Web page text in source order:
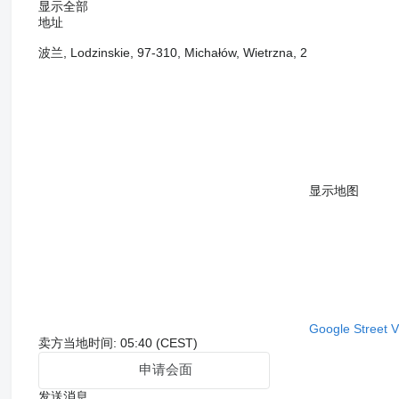
显示全部
地址
波兰, Lodzinskie, 97-310, Michałów, Wietrzna, 2
显示地图
Google Street
卖方当地时间: 05:40 (CEST)
申请会面
发送消息